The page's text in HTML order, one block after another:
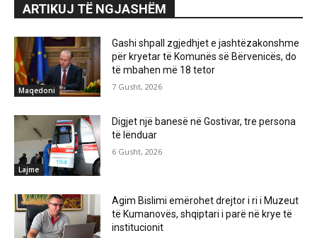
ARTIKUJ TË NGJASHËM
Maqedoni
Gashi shpall zgjedhjet e jashtëzakonshme
për kryetar të Komunës së Bërvenicës, do
të mbahen më 18 tetor
7 Gusht, 2026
Lajme
Digjet një banesë në Gostivar, tre persona
të lënduar
6 Gusht, 2026
Agim Bislimi emërohet drejtor i ri i Muzeut
të Kumanovës, shqiptari i parë në krye të
institucionit